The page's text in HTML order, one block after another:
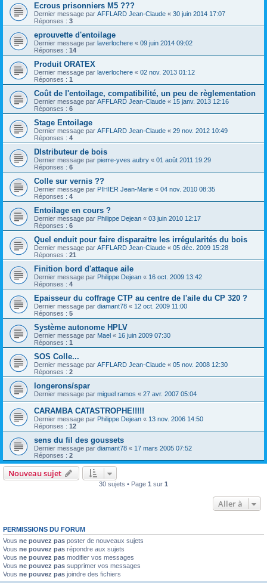
Ecrous prisonniers M5 ???
Dernier message par AFFLARD Jean-Claude « 30 juin 2014 17:07
Réponses : 3
eprouvette d'entoilage
Dernier message par laverlochere « 09 juin 2014 09:02
Réponses : 14
Produit ORATEX
Dernier message par laverlochere « 02 nov. 2013 01:12
Réponses : 1
Coût de l'entoilage, compatibilité, un peu de règlementation
Dernier message par AFFLARD Jean-Claude « 15 janv. 2013 12:16
Réponses : 6
Stage Entoilage
Dernier message par AFFLARD Jean-Claude « 29 nov. 2012 10:49
Réponses : 4
DIstributeur de bois
Dernier message par pierre-yves aubry « 01 août 2011 19:29
Réponses : 6
Colle sur vernis ??
Dernier message par PIHIER Jean-Marie « 04 nov. 2010 08:35
Réponses : 4
Entoilage en cours ?
Dernier message par Philippe Dejean « 03 juin 2010 12:17
Réponses : 6
Quel enduit pour faire disparaitre les irrégularités du bois
Dernier message par AFFLARD Jean-Claude « 05 déc. 2009 15:28
Réponses : 21
Finition bord d'attaque aile
Dernier message par Philippe Dejean « 16 oct. 2009 13:42
Réponses : 4
Epaisseur du coffrage CTP au centre de l'aile du CP 320 ?
Dernier message par diamant78 « 12 oct. 2009 11:00
Réponses : 5
Système autonome HPLV
Dernier message par Mael « 16 juin 2009 07:30
Réponses : 1
SOS Colle...
Dernier message par AFFLARD Jean-Claude « 05 nov. 2008 12:30
Réponses : 2
longerons/spar
Dernier message par miguel ramos « 27 avr. 2007 05:04
CARAMBA CATASTROPHE!!!!!
Dernier message par Philippe Dejean « 13 nov. 2006 14:50
Réponses : 12
sens du fil des goussets
Dernier message par diamant78 « 17 mars 2005 07:52
Réponses : 2
Nouveau sujet
30 sujets • Page 1 sur 1
Aller à
PERMISSIONS DU FORUM
Vous ne pouvez pas poster de nouveaux sujets
Vous ne pouvez pas répondre aux sujets
Vous ne pouvez pas modifier vos messages
Vous ne pouvez pas supprimer vos messages
Vous ne pouvez pas joindre des fichiers